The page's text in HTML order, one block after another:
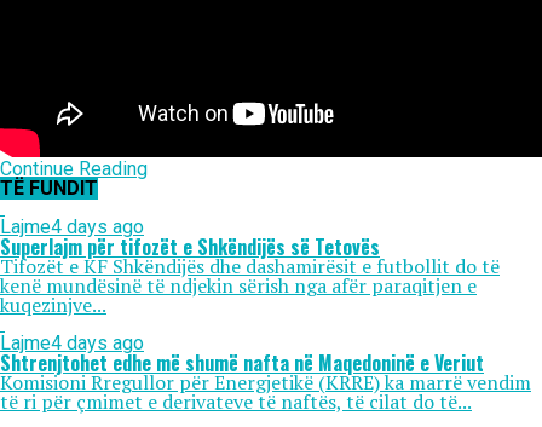
Continue Reading
TË FUNDIT
Lajme4 days ago
Superlajm për tifozët e Shkëndijës së Tetovës
Tifozët e KF Shkëndijës dhe dashamirësit e futbollit do të
kenë mundësinë të ndjekin sërish nga afër paraqitjen e
kuqezinjve...
Lajme4 days ago
Shtrenjtohet edhe më shumë nafta në Maqedoninë e Veriut
Komisioni Rregullor për Energjetikë (KRRE) ka marrë vendim
të ri për çmimet e derivateve të naftës, të cilat do të...